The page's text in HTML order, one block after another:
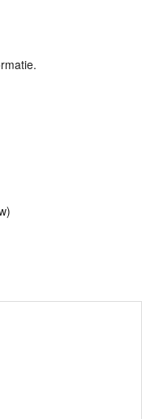
)